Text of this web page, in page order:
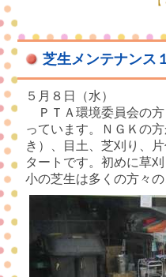
芝生メンテナンス
５月８日（水）
ＰＴＡ環境委員会の方
っています。ＮＧＫの
き）、目土、芝刈り、
タートです。初めに草
小の芝生は多くの方々